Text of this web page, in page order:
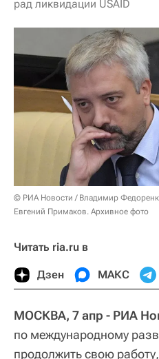
рад ликвидации USAID
© РИА Новости / Владимир
Евгений Примаков. Архивное фото
Читать ria.ru в
Дзен МАКС
МОСКВА, 7 апр - РИА
по международному
продолжить свою